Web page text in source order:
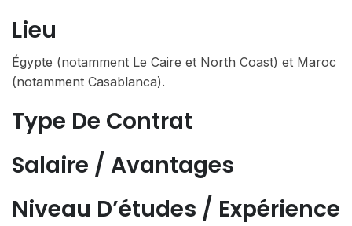
Lieu
Égypte (notamment Le Caire et North Coast) et Maroc
(notamment Casablanca).
Type De Contrat
Salaire / Avantages
Niveau D’études / Expérience